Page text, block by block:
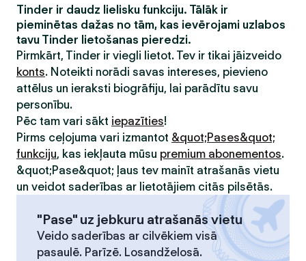
Tinder ir daudz lielisku funkciju. Tālāk ir
pieminētas dažas no tām, kas ievērojami uzlabos
tavu Tinder lietošanas pieredzi.
Pirmkārt, Tinder ir viegli lietot. Tev ir tikai jāizveido
konts. Noteikti norādi savas intereses, pievieno
attēlus un ieraksti biogrāfiju, lai parādītu savu
personību.
Pēc tam vari sākt iepazīties!
Pirms ceļojuma vari izmantot &quot;Pases&quot;
funkciju, kas iekļauta mūsu premium abonementos.
&quot;Pase&quot; ļaus tev mainīt atrašanās vietu
un veidot saderības ar lietotājiem citās pilsētās.
"Pase" uz jebkuru atrašanās vietu
Veido saderības ar cilvēkiem visā
pasaulē. Parīzē. Losandželosā.